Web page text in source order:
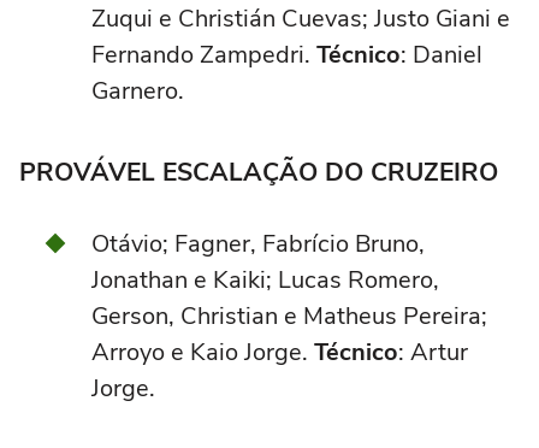
Zuqui e Christián Cuevas; Justo Giani e
Fernando Zampedri. Técnico: Daniel
Garnero.
PROVÁVEL ESCALAÇÃO DO CRUZEIRO
Otávio; Fagner, Fabrício Bruno,
Jonathan e Kaiki; Lucas Romero,
Gerson, Christian e Matheus Pereira;
Arroyo e Kaio Jorge. Técnico: Artur
Jorge.